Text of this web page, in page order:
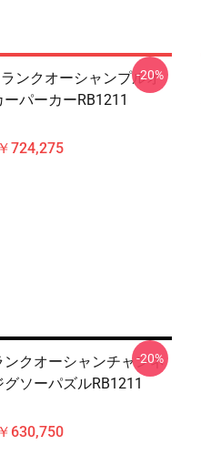
ンクオーシャンプルオ
パーカーRB1211
724,275
-20%
クオーシャンチャンネ
ソーパズルRB1211
630,750
-20%